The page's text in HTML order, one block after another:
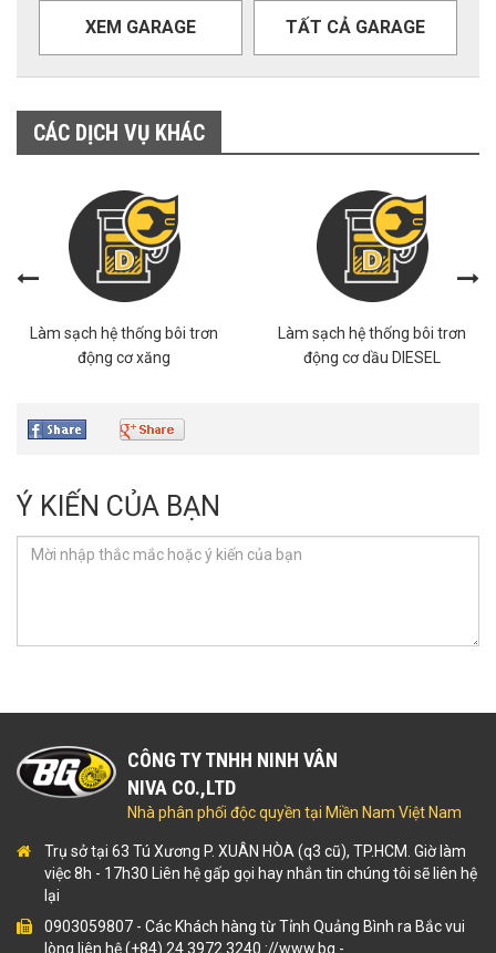
XEM GARAGE TẤT CẢ GARAGE
CÁC DỊCH VỤ KHÁC
Làm sạch hệ thống bôi trơn
động cơ xăng
Làm sạch hệ thống bôi trơn
động cơ dầu DIESEL
Ý KIẾN CỦA BẠN
CÔNG TY TNHH NINH VÂN
NIVA CO.,LTD
Nhà phân phối độc quyền tại Miền Nam Việt Nam
Trụ sở tại 63 Tú Xương P. XUÂN HÒA (q3 cũ), TP.HCM. Giờ làm
việc 8h - 17h30 Liên hệ gấp gọi hay nhắn tin chúng tôi sẽ liên hệ
lại
0903059807 - Các Khách hàng từ Tỉnh Quảng Bình ra Bắc vui
lòng liên hệ (+84) 24 3972.3240 ://www.bg -